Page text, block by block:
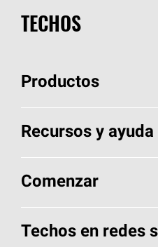
TECHOS
Productos
Elija sus tejas
Encuentre un
Componentes para
Recursos y ayuda
Aspectos básicos sobre
Herramientas de
Comenzar
Llame al 1-800-GET-
Techos en redes